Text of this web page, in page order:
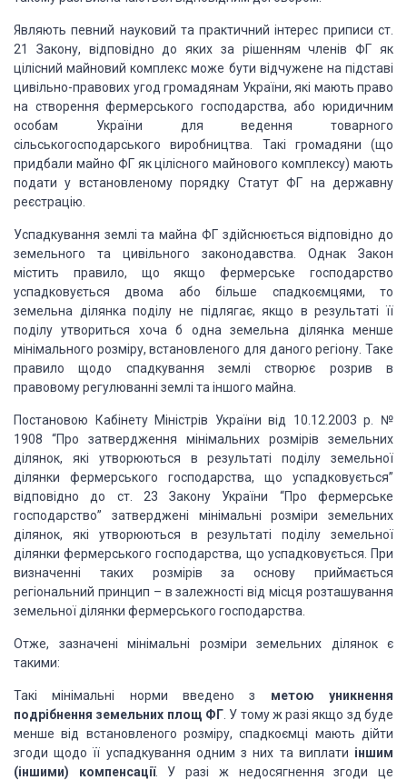
Являють певний науковий та практичний інтерес приписи ст.
21 Закону, відповідно до яких за рішенням членів ФГ як
цілісний майновий комплекс може бути відчужене на підставі
цивільно-правових угод громадянам України, які мають право
на створення фермерського господарства, або юридичним
особам України для ведення товарного
сільськогосподарського виробництва. Такі громадяни (що
придбали майно ФГ як цілісного майнового комплексу) мають
подати у встановленому порядку Статут ФГ на державну
реєстрацію.
Успадкування землі та майна ФГ здійснюється відповідно до
земельного та цивільного законодавства. Однак Закон
містить правило, що якщо фермерське господарство
успадковується двома або більше спадкоємцями, то
земельна ділянка поділу не підлягає, якщо в результаті її
поділу утвориться хоча б одна земельна ділянка менше
мінімального розміру, встановленого для даного регіону. Таке
правило щодо спадкування землі створює розрив в
правовому регулюванні землі та іншого майна.
Постановою Кабінету Міністрів України від 10.12.2003 р. №
1908 “Про затвердження мінімальних розмірів земельних
ділянок, які утворюються в результаті поділу земельної
ділянки фермерського господарства, що успадковується”
відповідно до ст. 23 Закону України “Про фермерське
господарство” затверджені мінімальні розміри земельних
ділянок, які утворюються в результаті поділу земельної
ділянки фермерського господарства, що успадковується. При
визначенні таких розмірів за основу приймається
регіональний принцип – в залежності від місця розташування
земельної ділянки фермерського господарства.
Отже, зазначені мінімальні розміри земельних ділянок є
такими:
Такі мінімальні норми введено з метою уникнення
подрібнення земельних площ ФГ. У тому ж разі якщо зд буде
менше від встановленого розміру, спадкоємці мають дійти
згоди щодо її успадкування одним з них та виплати іншим
(іншими) компенсації. У разі ж недосягнення згоди це